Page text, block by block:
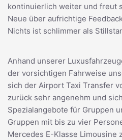
kontinuierlich weiter und freut
Neue über aufrichtige
Nichts ist schlimmer als
Anhand unserer
der vorsichtigen Fahrweise
sich der Airport Taxi Transfer
zurück sehr angenehm und
Spezialangebote für Gruppen
Gruppen mit bis zu vier
Mercedes E-Klasse Limousine